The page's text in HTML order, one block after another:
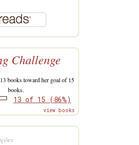
Challenge
books toward her goal of 15
books.
13 of 15 (86%)
view books